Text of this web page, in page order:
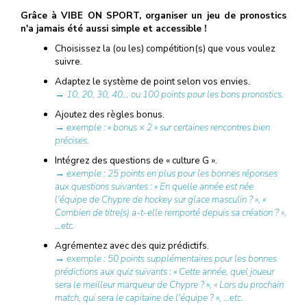
Grâce à VIBE ON SPORT, organiser un jeu de pronostics
n'a jamais été aussi simple et accessible !
Choisissez la (ou les) compétition(s) que vous voulez
suivre.
Adaptez le système de point selon vos envies.
→ 10, 20, 30, 40… ou 100 points pour les bons pronostics.
Ajoutez des règles bonus.
→ exemple : « bonus × 2 » sur certaines rencontres bien
précises.
Intégrez des questions de « culture G ».
→ exemple : 25 points en plus pour les bonnes réponses
aux questions suivantes : « En quelle année est née
l'équipe de Chypre de hockey sur glace masculin ? », «
Combien de titre(s) a-t-elle remporté depuis sa création ? »,
…etc.
Agrémentez avec des quiz prédictifs.
→ exemple : 50 points supplémentaires pour les bonnes
prédictions aux quiz suivants : « Cette année, quel joueur
sera le meilleur marqueur de Chypre ? », « Lors du prochain
match, qui sera le capitaine de l'équipe ? », …etc.